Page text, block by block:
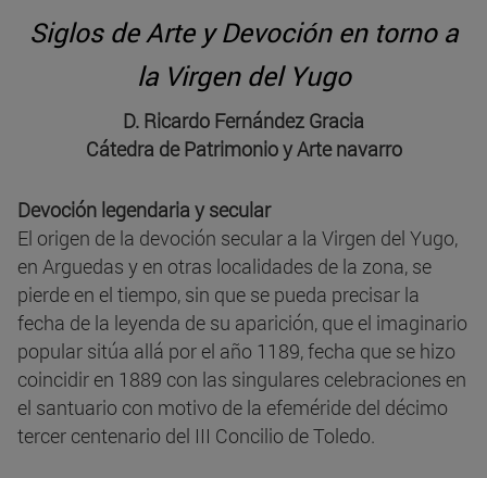
Siglos de Arte y Devoción en torno a
la Virgen del Yugo
D. Ricardo Fernández Gracia
Cátedra de Patrimonio y Arte navarro
Devoción legendaria y secular
El origen de la devoción secular a la Virgen del Yugo,
en Arguedas y en otras localidades de la zona, se
pierde en el tiempo, sin que se pueda precisar la
fecha de la leyenda de su aparición, que el imaginario
popular sitúa allá por el año 1189, fecha que se hizo
coincidir en 1889 con las singulares celebraciones en
el santuario con motivo de la efeméride del décimo
tercer centenario del III Concilio de Toledo.